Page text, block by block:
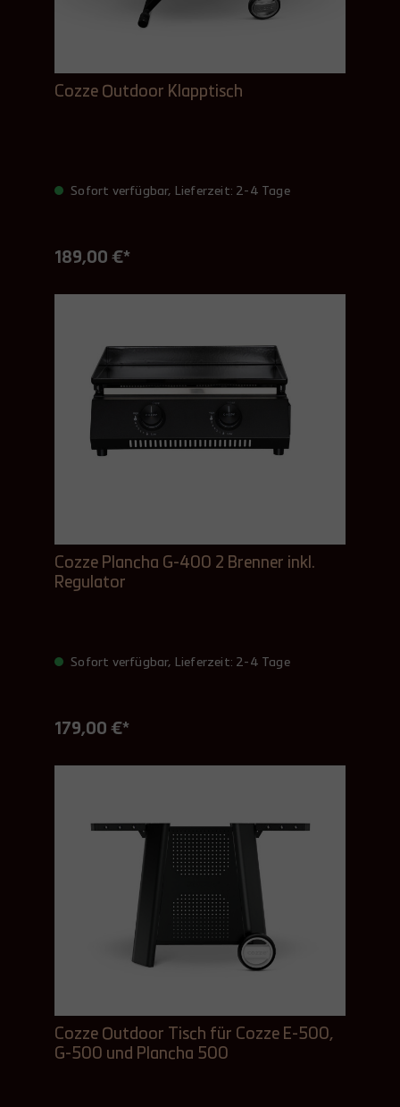
Cozze Outdoor Klapptisch
Sofort verfügbar, Lieferzeit: 2-4 Tage
189,00 €*
Cozze Plancha G-400 2 Brenner inkl.
Regulator
Sofort verfügbar, Lieferzeit: 2-4 Tage
179,00 €*
Cozze Outdoor Tisch für Cozze E-500,
G-500 und Plancha 500